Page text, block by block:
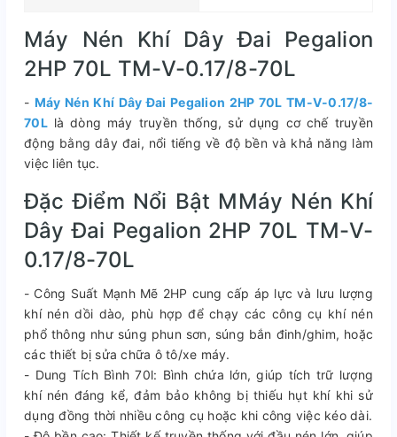
Máy Nén Khí Dây Đai Pegalion
2HP 70L TM-V-0.17/8-70L
- Máy Nén Khí Dây Đai Pegalion 2HP 70L TM-V-0.17/8-
70Llà dòng máy truyền thống, sử dụng cơ chế truyền
động bằng dây đai, nổi tiếng về độ bền và khả năng làm
việc liên tục.
Đặc Điểm Nổi Bật MMáy Nén Khí
Dây Đai Pegalion 2HP 70L TM-V-
0.17/8-70L
- Công Suất Mạnh Mẽ 2HP cung cấp áp lực và lưu lượng
khí nén dồi dào, phù hợp để chạy các công cụ khí nén
phổ thông như súng phun sơn, súng bắn đinh/ghim, hoặc
các thiết bị sửa chữa ô tô/xe máy.
- Dung Tích Bình 70l: Bình chứa lớn, giúp tích trữ lượng
khí nén đáng kể, đảm bảo không bị thiếu hụt khí khi sử
dụng đồng thời nhiều công cụ hoặc khi công việc kéo dài.